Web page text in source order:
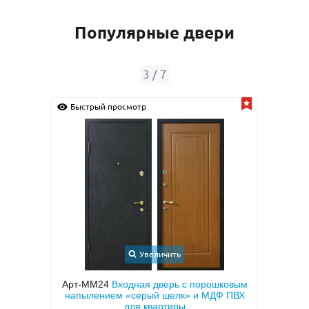
Популярные двери
4 / 7
Быстрый просмотр
Увеличить
Арт-ММ1570Входная дверь с
металлофиленкой, бугельной ручкой и
темно-серым порошковым покрытием